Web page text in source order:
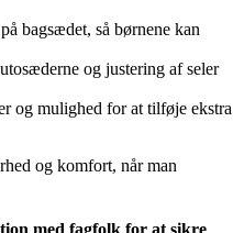
bagsædet, så børnene kan
og justering af seler
og mulighed for at tilføje ekstra
og komfort, når man
med fagfolk for at sikre